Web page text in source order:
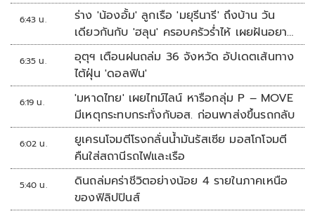
6:43 น.
ร่าง 'น้องอั้ม' ลูกเรือ 'มยุรีนารี' ถึงบ้าน วัน
เดียวกันกับ 'ฮลุน' ครอบครัวร่ำไห้ เผยฝันอยาก
เป็นทหารเรือ
6:35 น.
อุตุฯ เตือนฝนถล่ม 36 จังหวัด อัปเดตเส้นทาง
ไต้ฝุ่น 'ดอลฟิน'
6:19 น.
'มหาดไทย' เผยไทม์ไลน์ หารือกลุ่ม P – MOVE
มีเหตุกระทบกระทั่งกับอส. ก่อนพาส่งขึ้นรถกลับ
6:02 น.
ยูเครนโจมตีโรงกลั่นน้ำมันรัสเซีย มอสโกโจมตี
คืนใส่สถานีรถไฟและเรือ
5:40 น.
ดินถล่มคร่าชีวิตอย่างน้อย 4 รายในภาคเหนือ
ของฟิลิปปินส์